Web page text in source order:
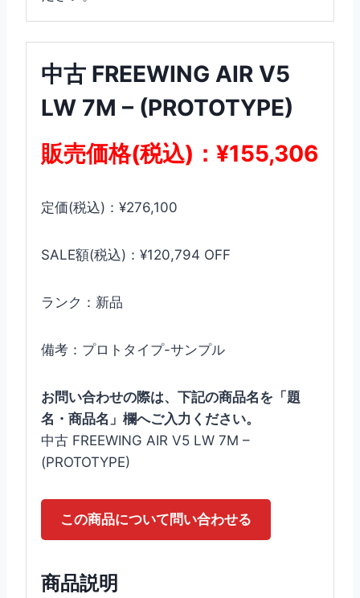
中古 FREEWING AIR V5
LW 7M – (PROTOTYPE)
販売価格(税込)：¥155,306
定価(税込)：¥276,100
SALE額(税込)：¥120,794 OFF
ランク：新品
備考：プロトタイプ-サンプル
お問い合わせの際は、下記の商品名を「題
名・商品名」欄へご入力ください。
中古 FREEWING AIR V5 LW 7M –
(PROTOTYPE)
この商品について問い合わせる
商品説明